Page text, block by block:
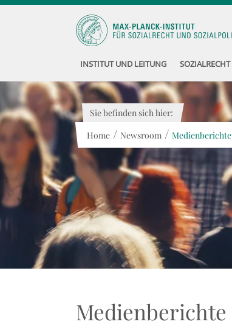
INSTITUT UND LEITUNG SOZIALRECHT
Sie befinden sich hier:
Home / Newsroom / Medienberichte
Medienberichte